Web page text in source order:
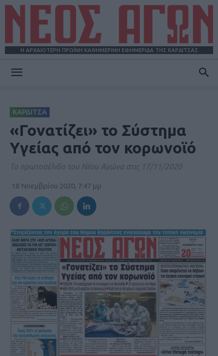
Η ΑΡΧΑΙΟΤΕΡΗ ΠΡΩΪΝΗ ΚΑΘΗΜΕΡΙΝΗ ΕΦΗΜΕΡΙΔΑ ΤΗΣ ΚΑΡΔΙΤΣΑΣ
ΚΑΡΔΙΤΣΑ
«Γονατίζει» το Σύστημα
Υγείας από τον κορωνοϊό
Το πρωτοσέλιδο του Νέου Αγώνα στις 17/11/2020
18 Νοεμβρίου 2020, 7:47 μμ